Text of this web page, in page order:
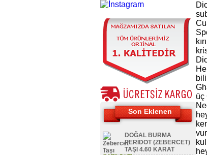
Son Eklenen
DOĞAL BURMA
PERİDOT (ZEBERCET)
TAŞI 4.60 KARAT
üç